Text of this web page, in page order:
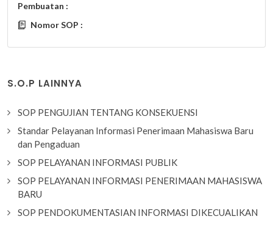
Pembuatan :
Nomor SOP :
S.O.P LAINNYA
SOP PENGUJIAN TENTANG KONSEKUENSI
Standar Pelayanan Informasi Penerimaan Mahasiswa Baru
dan Pengaduan
SOP PELAYANAN INFORMASI PUBLIK
SOP PELAYANAN INFORMASI PENERIMAAN MAHASISWA
BARU
SOP PENDOKUMENTASIAN INFORMASI DIKECUALIKAN